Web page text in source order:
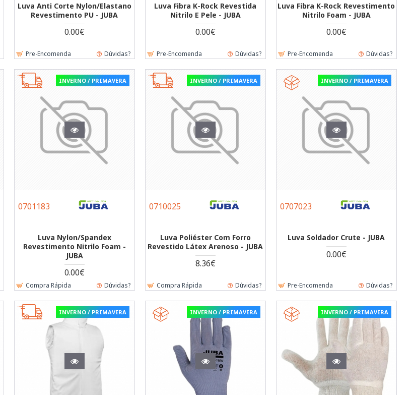
Luva Anti Corte Nylon/Elastano
Revestimento PU - JUBA
0.00€
Pre-Encomenda Dúvidas?
Luva Fibra K-Rock Revestida
Nitrilo E Pele - JUBA
0.00€
Pre-Encomenda Dúvidas?
Luva Fibra K-Rock Revestimento
Nitrilo Foam - JUBA
0.00€
Pre-Encomenda Dúvidas?
INVERNO / PRIMAVERA
0701183
Luva Nylon/Spandex
Revestimento Nitrilo Foam -
JUBA
0.00€
Compra Rápida Dúvidas?
INVERNO / PRIMAVERA
0710025
Luva Poliéster Com Forro
Revestido Látex Arenoso - JUBA
8.36€
Compra Rápida Dúvidas?
INVERNO / PRIMAVERA
0707023
Luva Soldador Crute - JUBA
0.00€
Pre-Encomenda Dúvidas?
INVERNO / PRIMAVERA INVERNO / PRIMAVERA INVERNO / PRIMAVERA